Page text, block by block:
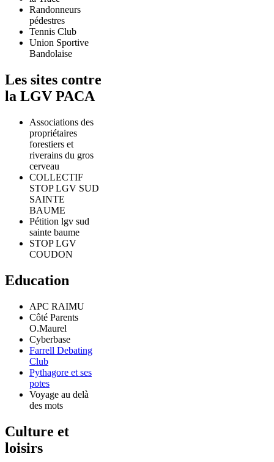
Randonneurs
pédestres
Tennis Club
Union Sportive
Bandolaise
Les sites contre
la LGV PACA
Associations des
propriétaires
forestiers et
riverains du gros
cerveau
COLLECTIF
STOP LGV SUD
SAINTE
BAUME
Pétition lgv sud
sainte baume
STOP LGV
COUDON
Education
APC RAIMU
Côté Parents
O.Maurel
Cyberbase
Farrell Debating
Club
Pythagore et ses
potes
Voyage au delà
des mots
Culture et
loisirs